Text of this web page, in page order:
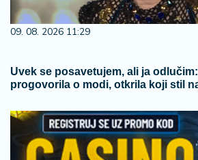
09. 08. 2026 11:29
Uvek se posavetujem, ali ja
progovorila o modi, otkrila koji stil